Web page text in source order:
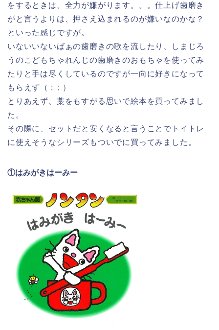
をするときは、全力が嫌がります。。。仕上げ歯磨き
がと言うよりは、押さえ込まれるのが嫌いなのかな？
といった感じですが。
いないいないばぁの歯磨きの歌を流したり、しまじろ
うのこどもちゃれんじの歯磨きのおもちゃを使ってみ
たりと手は尽くしているのですが一向に好きになって
もらえず（ ; ; ）
とりあえず、藁をもすがる思いで絵本を買ってみまし
た。
その際に、セットだと安くなると言うことでトイトレ
に使えそうなシリーズもついでに買ってみました。
①はみがきはーみー